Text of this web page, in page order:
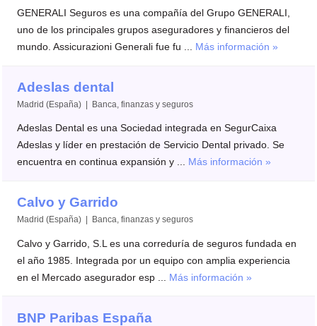
GENERALI Seguros es una compañía del Grupo GENERALI,
uno de los principales grupos aseguradores y financieros del
mundo. Assicurazioni Generali fue fu ... Más información »
Adeslas dental
Madrid (España) | Banca, finanzas y seguros
Adeslas Dental es una Sociedad integrada en SegurCaixa
Adeslas y líder en prestación de Servicio Dental privado. Se
encuentra en continua expansión y ... Más información »
Calvo y Garrido
Madrid (España) | Banca, finanzas y seguros
Calvo y Garrido, S.L es una correduría de seguros fundada en
el año 1985. Integrada por un equipo con amplia experiencia
en el Mercado asegurador esp ... Más información »
BNP Paribas España